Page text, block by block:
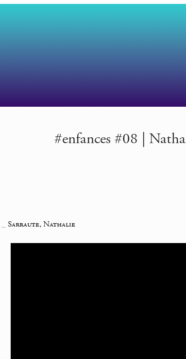
#enfances #08 |
_Sarraute, Nathalie